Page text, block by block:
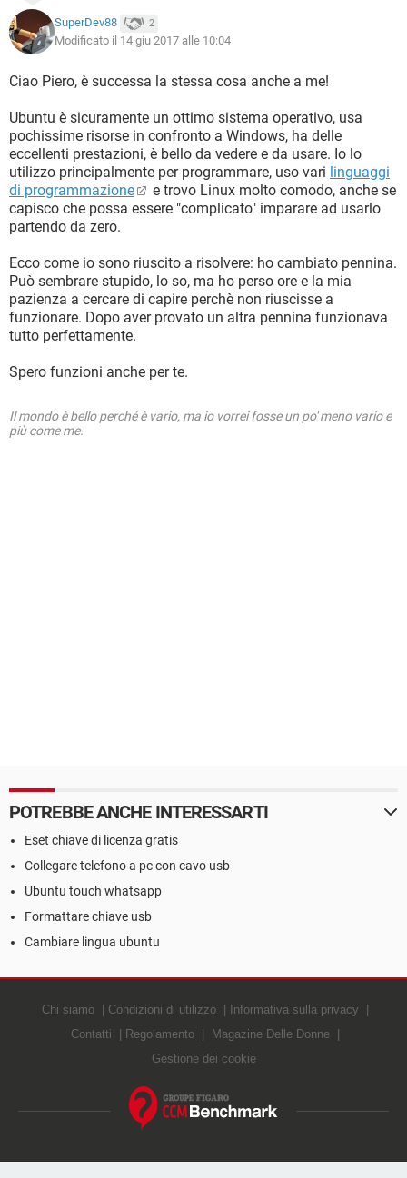
SuperDev88 2
Modificato il 14 giu 2017 alle 10:04
Ciao Piero, è successa la stessa cosa anche a me!
Ubuntu è sicuramente un ottimo sistema operativo, usa
pochissime risorse in confronto a Windows, ha delle
eccellenti prestazioni, è bello da vedere e da usare. Io lo
utilizzo principalmente per programmare, uso vari linguaggi
di programmazione
e trovo Linux molto comodo, anche se
capisco che possa essere "complicato" imparare ad usarlo
partendo da zero.
Ecco come io sono riuscito a risolvere: ho cambiato pennina.
Può sembrare stupido, lo so, ma ho perso ore e la mia
pazienza a cercare di capire perchè non riuscisse a
funzionare. Dopo aver provato un altra pennina funzionava
tutto perfettamente.
Spero funzioni anche per te.
Il mondo è bello perché è vario, ma io vorrei fosse un po' meno vario e
più come me.
POTREBBE ANCHE INTERESSARTI
Eset chiave di licenza gratis
Collegare telefono a pc con cavo usb
Ubuntu touch whatsapp
Formattare chiave usb
Cambiare lingua ubuntu
Chi siamo Condizioni di utilizzo
Informativa sulla privacy
Contatti
Regolamento
Magazine Delle Donne
Gestione dei cookie